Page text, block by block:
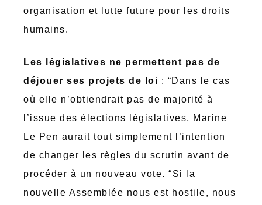
organisation et lutte future pour les droits
humains.
Les législatives ne permettent pas de
déjouer ses projets de loi : “Dans le cas
où elle n’obtiendrait pas de majorité à
l’issue des élections législatives, Marine
Le Pen aurait tout simplement l’intention
de changer les règles du scrutin avant de
procéder à un nouveau vote. “Si la
nouvelle Assemblée nous est hostile, nous